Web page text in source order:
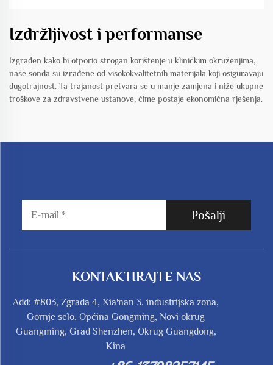
Izdržljivost i performanse
Izgrađen kako bi otporio strogan korištenje u kliničkim okruženjima,
naše sonda su izrađene od visokokvalitetnih materijala koji osiguravaju
dugotrajnost. Ta trajanost pretvara se u manje zamjena i niže ukupne
troškove za zdravstvene ustanove, čime postaje ekonomična rješenja.
Pošalji
KONTAKTIRAJTE NAS
Add: #803, Zgrada 4, Xia'nan 3. industrijska zona,
Gornje selo, Općina Gongming, Novi okrug
Guangming, Grad Shenzhen, Okrug Guangdong,
Kina